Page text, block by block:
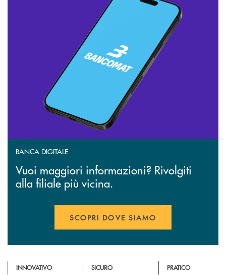
BANCA DIGITALE
Vuoi maggiori informazioni? Rivolgiti
alla filiale più vicina.
SCOPRI DOVE SIAMO
INNOVATIVO SICURO PRATICO